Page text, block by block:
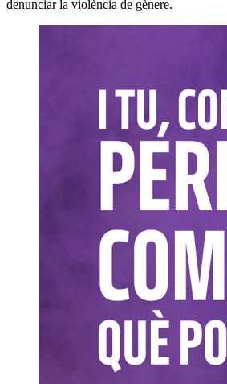
denunciar la violència de gènere.